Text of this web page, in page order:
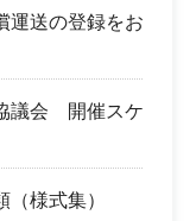
送の登録をお
議会 開催スケ
様式集）